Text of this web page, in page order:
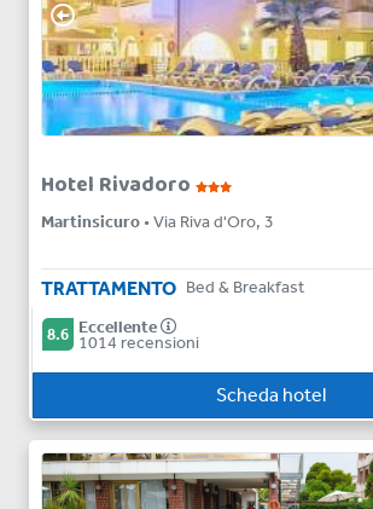
Hotel Rivadoro
Martinsicuro • Via Riva d'Oro, 3
TRATTAMENTO Bed & Breakfast
8.6 Eccellente
1014 recensioni
Scheda hotel